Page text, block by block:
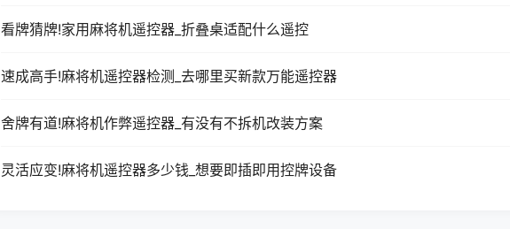
看牌猜牌!家用麻将机遥控器_折叠桌适配什么遥控
速成高手!麻将机遥控器检测_去哪里买新款万能遥控器
舍牌有道!麻将机作弊遥控器_有没有不拆机改装方案
灵活应变!麻将机遥控器多少钱_想要即插即用控牌设备